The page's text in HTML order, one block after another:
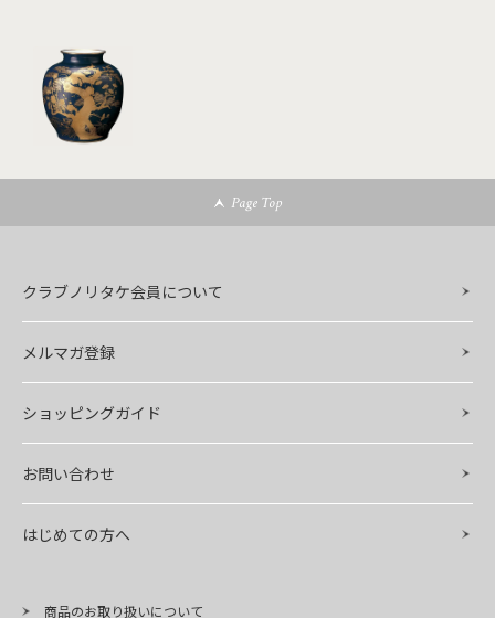
Page Top
クラブノリタケ会員について
メルマガ登録
ショッピングガイド
お問い合わせ
はじめての方へ
商品のお取り扱いについて